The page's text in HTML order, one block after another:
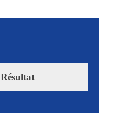
Résultat